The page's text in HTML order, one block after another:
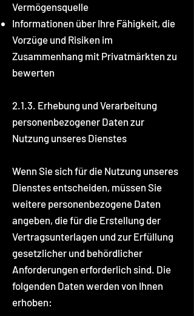
Vermögensquelle
Informationen über Ihre Fähigkeit, die
Vorzüge und Risiken im
Zusammenhang mit Privatmärkten zu
bewerten
2.1.3. Erhebung und Verarbeitung
personenbezogener Daten zur
Nutzung unseres Dienstes
Wenn Sie sich für die Nutzung unseres
Dienstes entscheiden, müssen Sie
weitere personenbezogene Daten
angeben, die für die Erstellung der
Vertragsunterlagen und zur Erfüllung
gesetzlicher und behördlicher
Anforderungen erforderlich sind. Die
folgenden Daten werden von Ihnen
erhoben: